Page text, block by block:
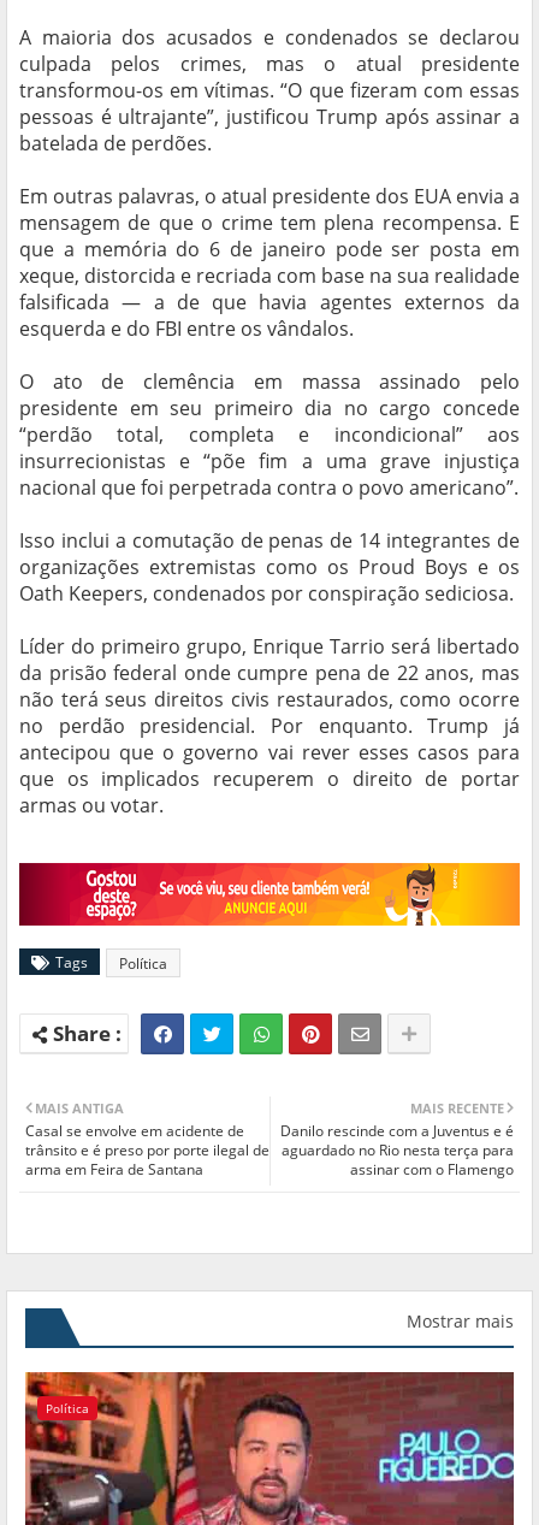
A maioria dos acusados e condenados se declarou
culpada pelos crimes, mas o atual presidente
transformou-os em vítimas. “O que fizeram com essas
pessoas é ultrajante”, justificou Trump após assinar a
batelada de perdões.
Em outras palavras, o atual presidente dos EUA envia a
mensagem de que o crime tem plena recompensa. E
que a memória do 6 de janeiro pode ser posta em
xeque, distorcida e recriada com base na sua realidade
falsificada — a de que havia agentes externos da
esquerda e do FBI entre os vândalos.
O ato de clemência em massa assinado pelo
presidente em seu primeiro dia no cargo concede
“perdão total, completa e incondicional” aos
insurrecionistas e “põe fim a uma grave injustiça
nacional que foi perpetrada contra o povo americano”.
Isso inclui a comutação de penas de 14 integrantes de
organizações extremistas como os Proud Boys e os
Oath Keepers, condenados por conspiração sediciosa.
Líder do primeiro grupo, Enrique Tarrio será libertado
da prisão federal onde cumpre pena de 22 anos, mas
não terá seus direitos civis restaurados, como ocorre
no perdão presidencial. Por enquanto. Trump já
antecipou que o governo vai rever esses casos para
que os implicados recuperem o direito de portar
armas ou votar.
Tags Política
MAIS RECENTE
Danilo rescinde com a Juventus e é
aguardado no Rio nesta terça para
assinar com o Flamengo
MAIS ANTIGA
Casal se envolve em acidente de
trânsito e é preso por porte ilegal de
arma em Feira de Santana
Mostrar mais
Política